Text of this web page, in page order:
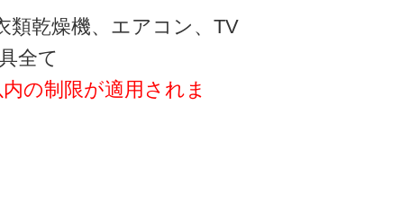
乾燥機、エアコン、TV
全て
の制限が適用されま